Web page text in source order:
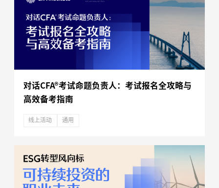
对话CFA®考试命题负责人：考试报名全攻略与
高效备考指南
线上活动 通用